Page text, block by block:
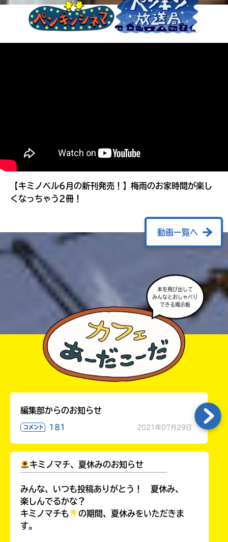
【キミノベル6月の新刊発売！】梅雨のお家時間が楽し
くなっちゃう2冊！
動画一覧へ
本を飛び出して
みんなとおしゃべり
できる掲示板
編集部からのお知らせ
コメント 181 2021年07月29日
キミノマチ、夏休みのお知らせ
みんな、いつも投稿ありがとう！ 夏休み、
楽しんでるかな？
キミノマチも
の期間、夏休みをいただきま
す。
て
ね
る